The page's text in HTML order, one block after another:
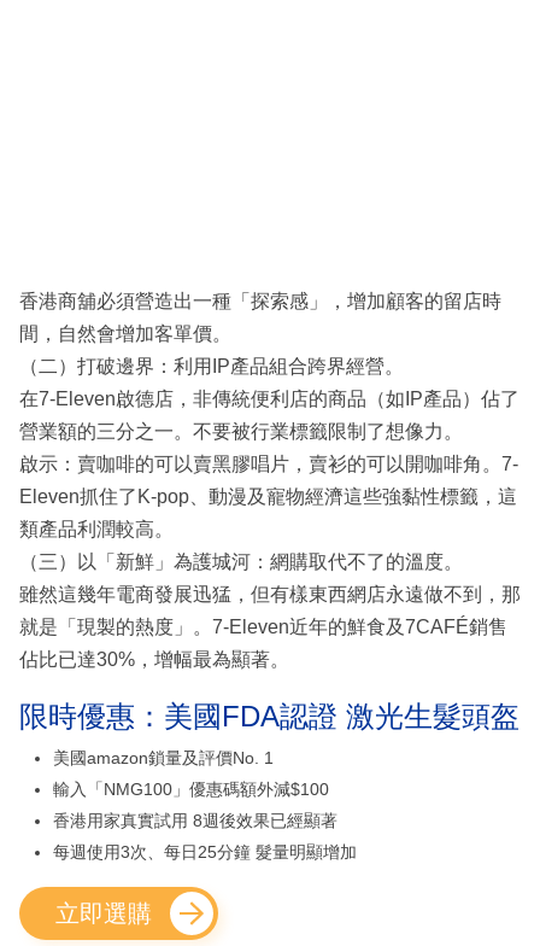
香港商舖必須營造出一種「探索感」，增加顧客的留店時
間，自然會增加客單價。
（二）打破邊界：利用IP產品組合跨界經營。
在7-Eleven啟德店，非傳統便利店的商品（如IP產品）佔了
營業額的三分之一。不要被行業標籤限制了想像力。
啟示：賣咖啡的可以賣黑膠唱片，賣衫的可以開咖啡角。7-
Eleven抓住了K-pop、動漫及寵物經濟這些強黏性標籤，這
類產品利潤較高。
（三）以「新鮮」為護城河：網購取代不了的溫度。
雖然這幾年電商發展迅猛，但有樣東西網店永遠做不到，那
就是「現製的熱度」。7-Eleven近年的鮮食及7CAFÉ銷售
佔比已達30%，增幅最為顯著。
限時優惠：美國FDA認證 激光生髮頭盔
美國amazon鎖量及評價No. 1
輸入「NMG100」優惠碼額外減$100
香港用家真實試用 8週後效果已經顯著
每週使用3次、每日25分鐘 髮量明顯增加
立即選購